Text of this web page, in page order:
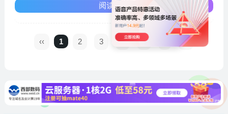
阅读全文
‹‹ 1 2 3 4 5 ››